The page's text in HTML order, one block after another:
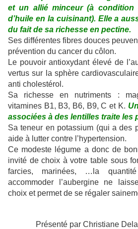
et un allié minceur (à condition
d’huile en la cuisinant). Elle a
du fait de sa richesse en pectine.
Ses différentes fibres douces
prévention du cancer du côlon.
Le pouvoir antioxydant élevé de
vertus sur la sphère
anti cholestérol.
Sa richesse en nutriments :
vitamines B1, B3, B6, B9, C et K.
associées à des lentilles traite les
Sa teneur en potassium (qui a des
aide à lutter contre l’hypertension.
Ce modeste légume a donc de
invité de choix à votre table sous
farcies, marinées, …la
accommoder l’aubergine ne
choix et permet de se régaler
Présenté par